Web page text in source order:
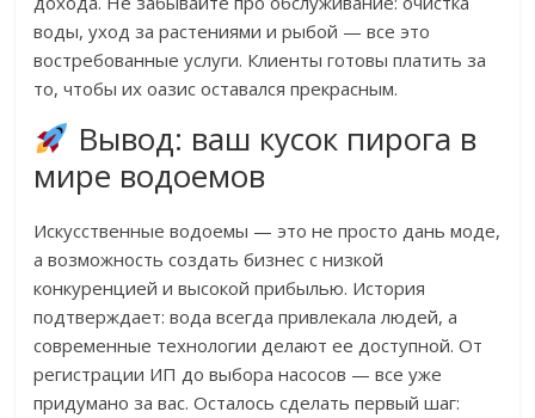
воды, уход за растениями и рыбой — все это
востребованные услуги. Клиенты готовы платить за
то, чтобы их оазис оставался прекрасным.
Вывод: ваш кусок пирога в
мире водоемов
Искусственные водоемы — это не просто дань моде,
а возможность создать бизнес с низкой
конкуренцией и высокой прибылью. История
подтверждает: вода всегда привлекала людей, а
современные технологии делают ее доступной. От
регистрации ИП до выбора насосов — все уже
придумано за вас. Осталось сделать первый шаг: